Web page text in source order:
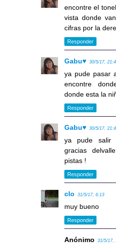
encontre el
vista donde
cifras por la
Responder
Gabu♥ 30/5/17,
ya pude pasar
encontre
donde esta la
Responder
Gabu♥ 30/5/17,
ya pude salir
gracias
pistas !
Responder
clo 31/5/17, 6:13
muy bueno
Responder
Anónimo 31/5/17,